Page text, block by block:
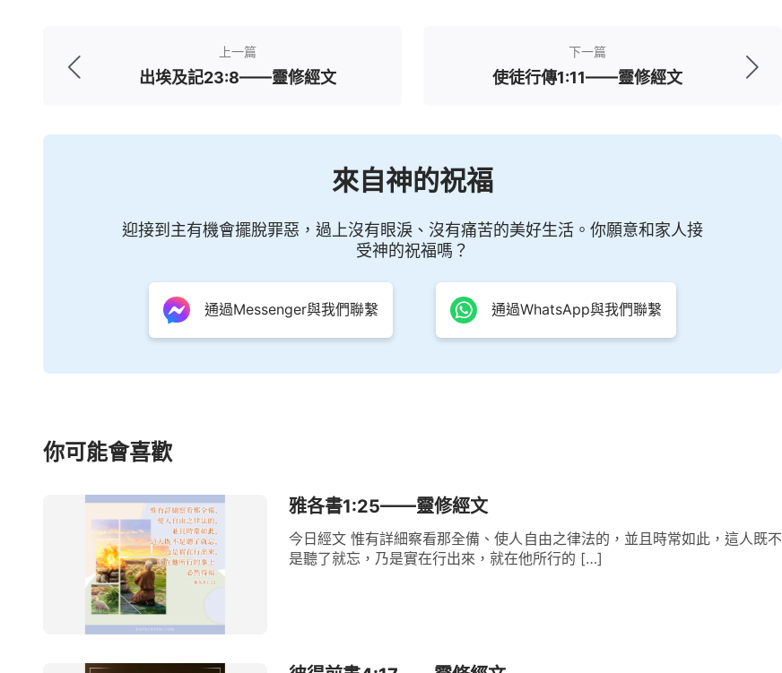
上一篇
出埃及記23:8——靈修經文
下一篇
使徒行傳1:11——靈修經文
來自神的祝福
迎接到主有機會擺脫罪惡，過上沒有眼淚、沒有痛苦的美好生活。你願意和家人接
受神的祝福嗎？
通過Messenger與我們聯繫 通過WhatsApp與我們聯繫
你可能會喜歡
雅各書1:25——靈修經文
今日經文 惟有詳細察看那全備、使人自由之律法的，並且時常如此，這人既不
是聽了就忘，乃是實在行出來，就在他所行的 […]